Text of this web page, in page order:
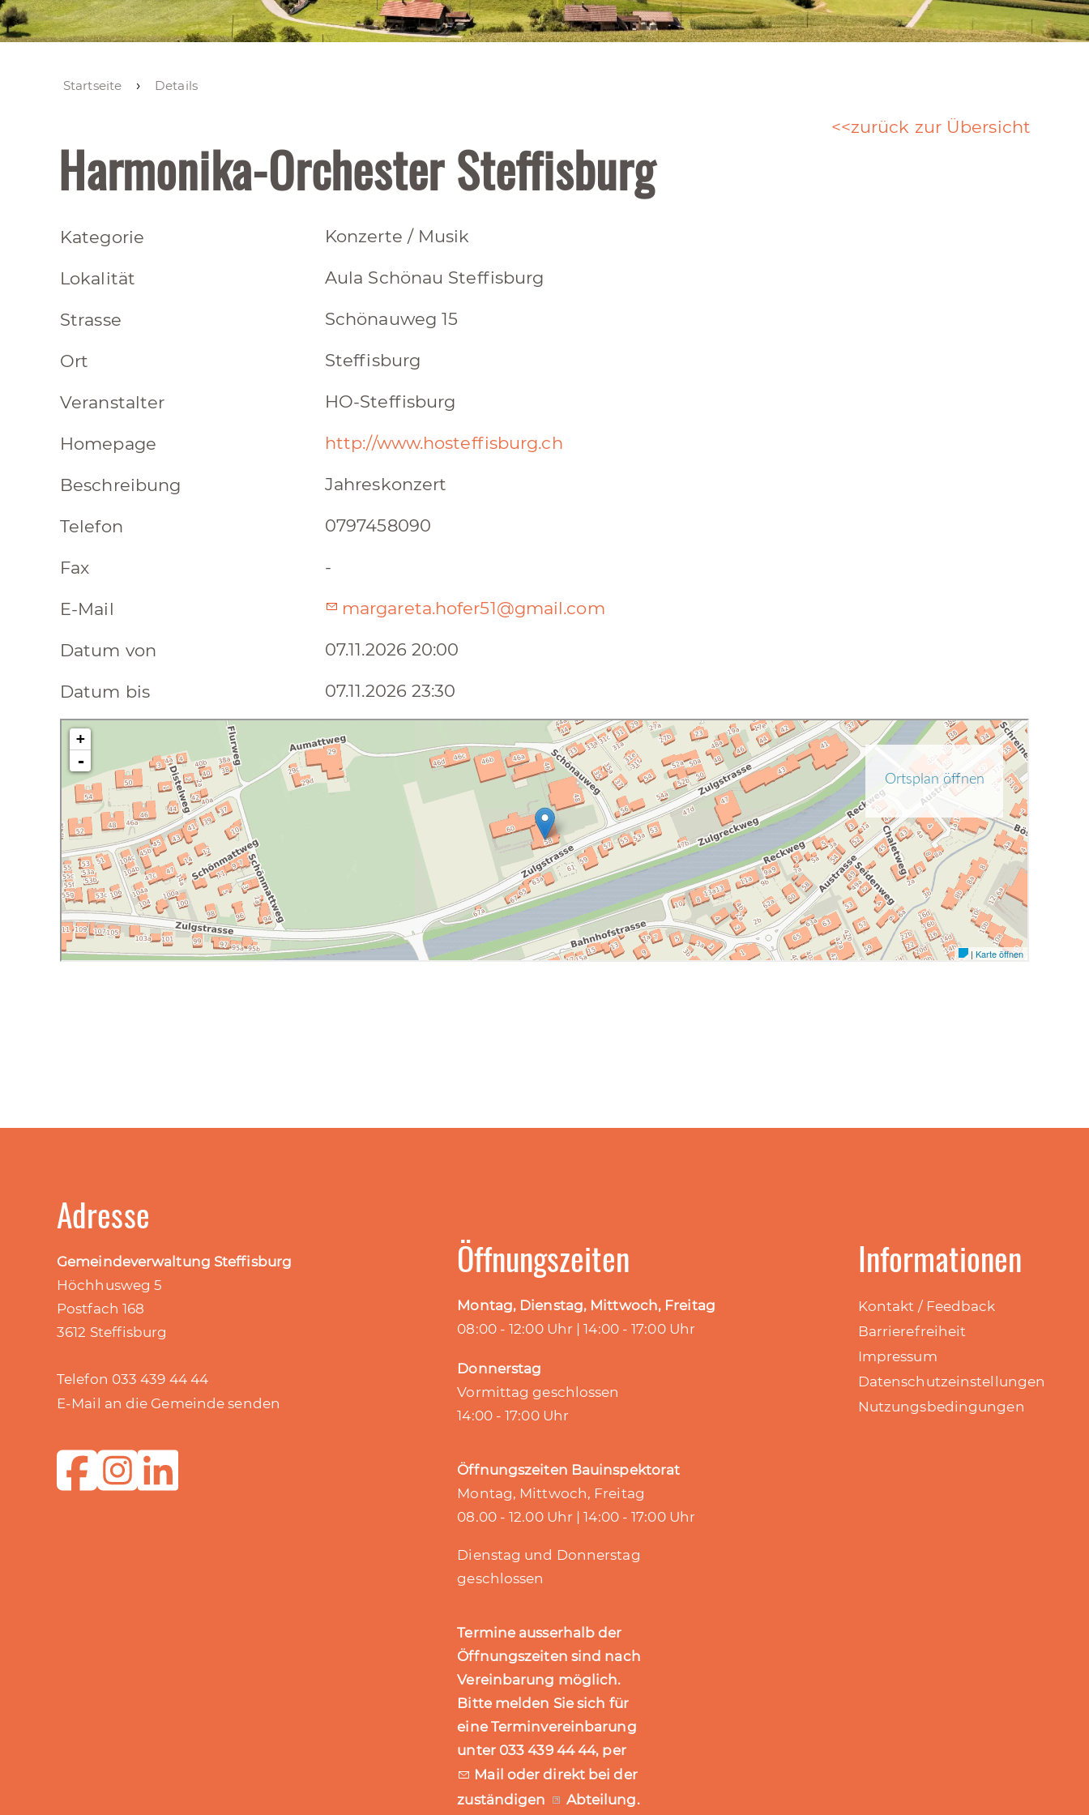
Startseite Details
zurück zur Übersicht
Harmonika-Orchester Steffisburg
Kategorie Konzerte / Musik
Lokalität Aula Schönau Steffisburg
Strasse Schönauweg 15
Ort Steffisburg
Veranstalter HO-Steffisburg
Homepage http://www.hosteffisburg.ch
Beschreibung Jahreskonzert
Telefon 0797458090
Fax -
E-Mail margareta.hofer51@gmail.com
Datum von 07.11.2026 20:00
Datum bis 07.11.2026 23:30
Adresse
Gemeindeverwaltung Steffisburg
Höchhusweg 5
Postfach 168
3612 Steffisburg
Telefon 033 439 44 44
E-Mail an die Gemeinde senden
Öffnungszeiten
Montag, Dienstag, Mittwoch, Freitag
08:00 - 12:00 Uhr | 14:00 - 17:00 Uhr
Donnerstag
Vormittag geschlossen
14:00 - 17:00 Uhr
Öffnungszeiten Bauinspektorat
Montag, Mittwoch, Freitag
08.00 - 12.00 Uhr | 14:00 - 17:00 Uhr
Dienstag und Donnerstag
geschlossen
Termine ausserhalb der
Öffnungszeiten sind nach
Vereinbarung möglich.
Bitte melden Sie sich für
eine Terminvereinbarung
unter 033 439 44 44, per
Mail oder direkt bei der
zuständigen
Abteilung.
Informationen
Kontakt / Feedback
Barrierefreiheit
Impressum
Datenschutzeinstellungen
Nutzungsbedingungen